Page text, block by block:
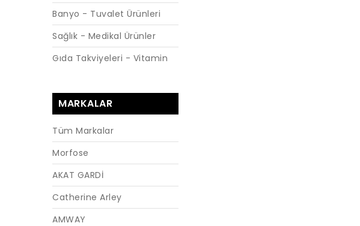
Banyo - Tuvalet Ürünleri
Sağlık - Medikal Ürünler
Gıda Takviyeleri - Vitamin
MARKALAR
Tüm Markalar
Morfose
AKAT GARDİ
Catherine Arley
AMWAY